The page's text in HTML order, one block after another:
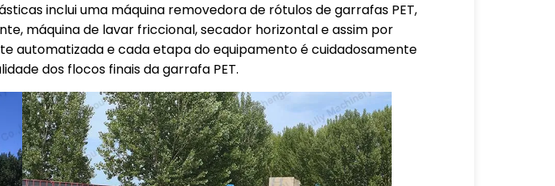
inclui uma máquina removedora de rótulos de garrafas PET,
máquina de lavar friccional, secador horizontal e assim por
automatizada e cada etapa do equipamento é cuidadosamente
dos flocos finais da garrafa PET.